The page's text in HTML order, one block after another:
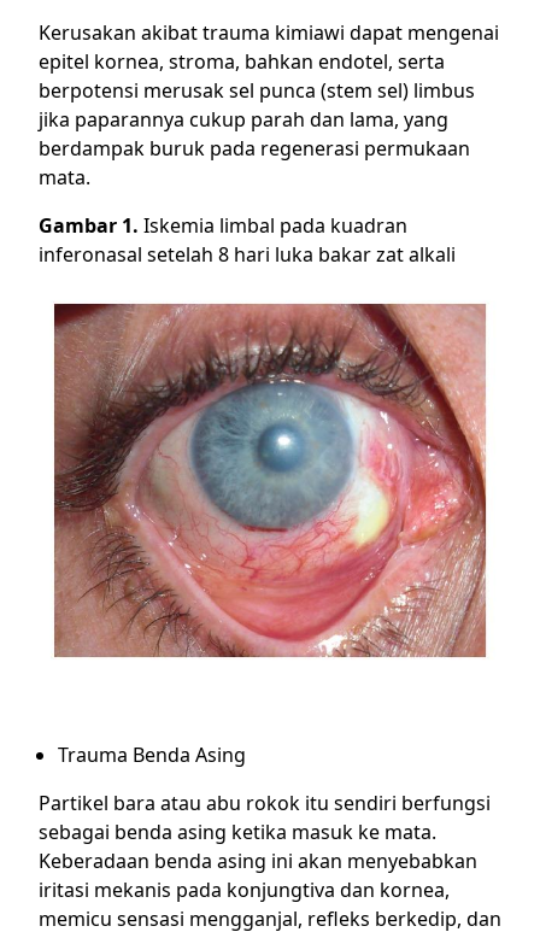
Kerusakan akibat trauma kimiawi dapat mengenai
epitel kornea, stroma, bahkan endotel, serta
berpotensi merusak sel punca (stem sel) limbus
jika paparannya cukup parah dan lama, yang
berdampak buruk pada regenerasi permukaan
mata.
Gambar 1. Iskemia limbal pada kuadran
inferonasal setelah 8 hari luka bakar zat alkali
Trauma Benda Asing
Partikel bara atau abu rokok itu sendiri berfungsi
sebagai benda asing ketika masuk ke mata.
Keberadaan benda asing ini akan menyebabkan
iritasi mekanis pada konjungtiva dan kornea,
memicu sensasi mengganjal, refleks berkedip, dan